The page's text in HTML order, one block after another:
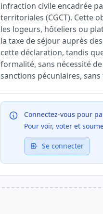
infraction civile encadrée
territoriales (CGCT). Cette
les logeurs, hôteliers ou
la taxe de séjour auprès
cette déclaration, tandis
formalité, sans nécessité
sanctions pécuniaires,
Connectez-vous pour
Pour voir, voter et
Se connecter